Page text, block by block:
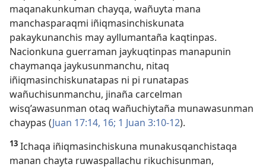
maqanakunkuman chayqa, wañuyta mana
manchasparaqmi iñiqmasinchiskunata
pakaykunanchis may ayllumantaña kaqtinpas.
Nacionkuna guerraman jaykuqtinpas manapunin
chaymanqa jaykusunmanchu, nitaq
iñiqmasinchiskunatapas ni pi runatapas
wañuchisunmanchu, jinaña carcelman
wisq’awasunman otaq wañuchiytaña munawasunman
chaypas (Juan 17:14, 16; 1 Juan 3:10-12).
13 Ichaqa iñiqmasinchiskuna munakusqanchistaqa
manan chayta ruwaspallachu rikuchisunman,